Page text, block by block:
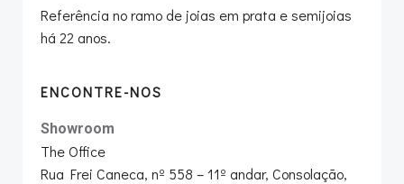
Referência no ramo de joias em prata e semijoias
há 22 anos.
ENCONTRE-NOS
Showroom
The Office
Rua Frei Caneca, nº 558 – 11º andar, Consolação,